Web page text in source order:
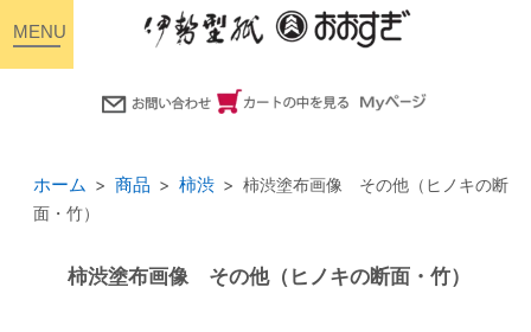
ホーム 商品 柿渋
柿渋塗布画像 その他（ヒノキの断
面・竹）
柿渋塗布画像 その他（ヒノキの断面・竹）
toggle
navigation